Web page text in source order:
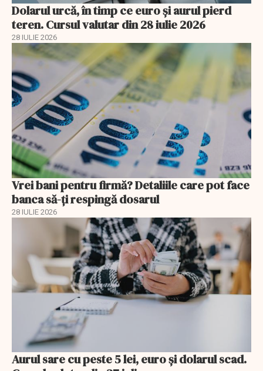
Dolarul urcă, în timp ce euro și aurul pierd
teren. Cursul valutar din 28 iulie 2026
28 IULIE 2026
Vrei bani pentru firmă? Detaliile care pot face
banca să-ți respingă dosarul
28 IULIE 2026
Aurul sare cu peste 5 lei, euro și dolarul scad.